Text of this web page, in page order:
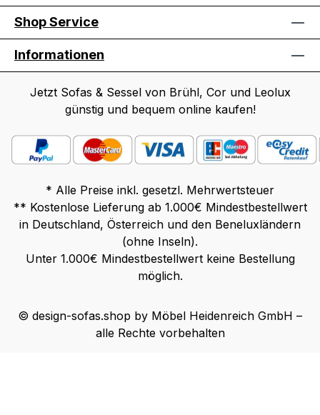
Shop Service
Informationen
Jetzt Sofas & Sessel von Brühl, Cor und Leolux
günstig und bequem online kaufen!
* Alle Preise inkl. gesetzl. Mehrwertsteuer
** Kostenlose Lieferung ab 1.000€ Mindestbestellwert
in Deutschland, Österreich und den Beneluxländern
(ohne Inseln).
Unter 1.000€ Mindestbestellwert keine Bestellung
möglich.
© design-sofas.shop by Möbel Heidenreich GmbH –
alle Rechte vorbehalten